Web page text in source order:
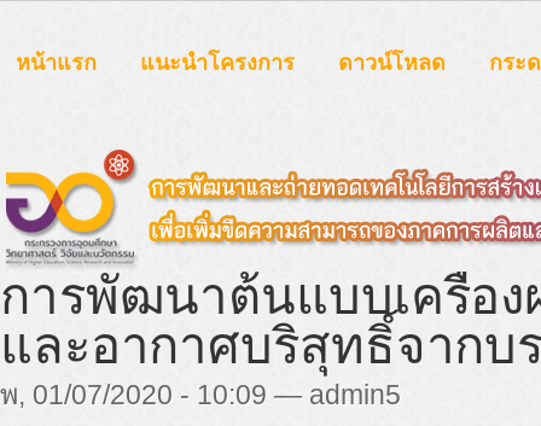
หน้าแรก แนะนำโครงการ ดาวน์โหลด กระ
การพัฒนาต้นแบบเครื่อ
และอากาศบริสุทธิ์จากบ
พ, 01/07/2020 - 10:09 — admin5